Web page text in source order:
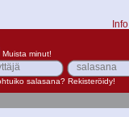
Info
Muista minut!
salasana? Rekisteröidy!